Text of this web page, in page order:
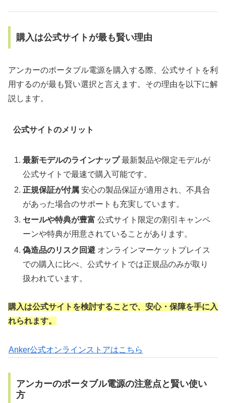
購入は公式サイトが最も賢い理由
アンカーのポータブル電源を購入する際、公式サイトを利
用するのが最も賢い選択と言えます。その理由を以下に解
説します。
公式サイトのメリット
最新モデルのラインナップ最新製品や限定モデルが
公式サイトで最速で購入可能です。
正規保証が付属 安心の製品保証が適用され、不具合
があった場合のサポートも充実しています。
セールや特典が豊富 公式サイト限定の割引キャンペ
ーンや特典が用意されていることがあります。
偽造品のリスク回避 オンラインマーケットプレイス
での購入に比べ、公式サイトでは正規品のみが取り
扱われています。
購入は公式サイトを検討することで、安心・保障を手に入
れられます。
Anker公式オンラインストアはこちら
アンカーのポータブル電源の注意点と賢い使い
方